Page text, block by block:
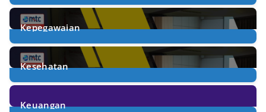
11Posts
Kepegawaian
34Posts
Kesehatan
30Posts
Keuangan